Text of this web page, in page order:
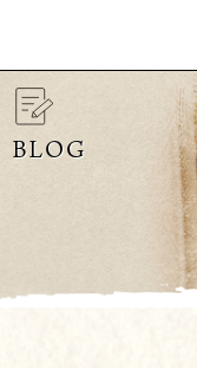
BLOG